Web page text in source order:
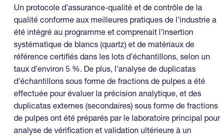
Un protocole d’assurance-qualité et de contrôle de la
qualité conforme aux meilleures pratiques de l’industrie a
été intégré au programme et comprenait l’insertion
systématique de blancs (quartz) et de matériaux de
référence certifiés dans les lots d’échantillons, selon un
taux d’environ 5 %. De plus, l’analyse de duplicatas
d’échantillons sous forme de fractions de pulpes a été
effectuée pour évaluer la précision analytique, et des
duplicatas externes (secondaires) sous forme de fractions
de pulpes ont été préparés par le laboratoire principal pour
analyse de vérification et validation ultérieure à un